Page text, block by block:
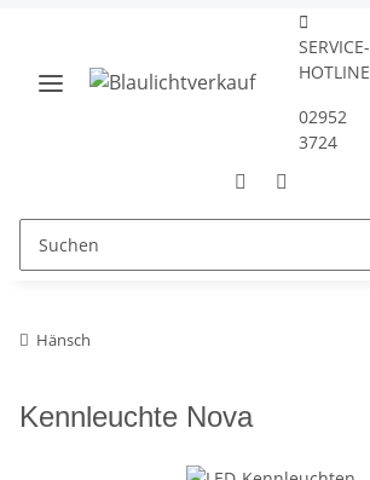
SERVICE-
HOTLINE
02952
3724
Hänsch
Kennleuchte Nova